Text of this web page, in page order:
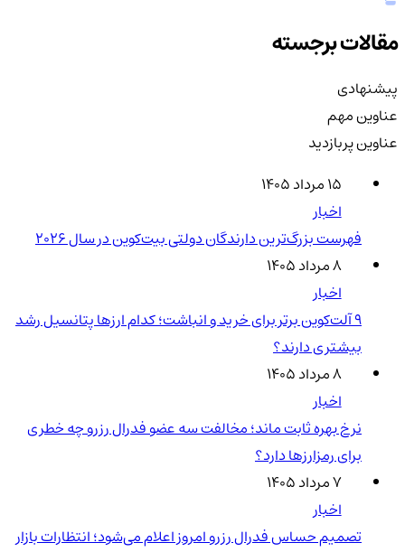
مقالات برجسته
پیشنهادی
عناوین مهم
عناوین پربازدید
۱۵ مرداد ۱۴۰۵
اخبار
فهرست بزرگ‌ترین دارندگان دولتی بیت‌کوین در سال 2026
۸ مرداد ۱۴۰۵
اخبار
۹ آلت‌کوین برتر برای خرید و انباشت؛ کدام ارزها پتانسیل رشد
بیشتری دارند؟
۸ مرداد ۱۴۰۵
اخبار
نرخ بهره ثابت ماند؛ مخالفت سه عضو فدرال رزرو چه خطری
برای رمزارزها دارد؟
۷ مرداد ۱۴۰۵
اخبار
تصمیم حساس فدرال رزرو امروز اعلام می‌شود؛ انتظارات بازار